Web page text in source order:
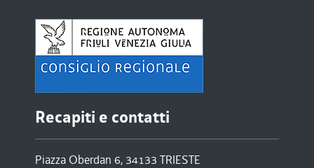
Recapiti e contatti
Piazza Oberdan 6, 34133 TRIESTE